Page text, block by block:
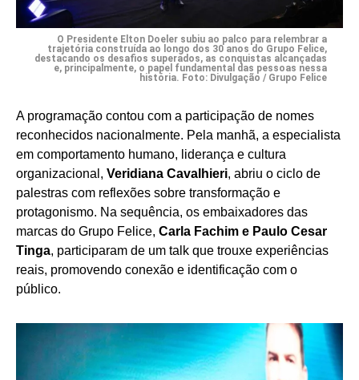
O Presidente Elton Doeler subiu ao palco para relembrar a
trajetória construída ao longo dos 30 anos do Grupo Felice,
destacando os desafios superados, as conquistas alcançadas
e, principalmente, o papel fundamental das pessoas nessa
história. Foto: Divulgação / Grupo Felice
A programação contou com a participação de nomes
reconhecidos nacionalmente. Pela manhã, a especialista
em comportamento humano, liderança e cultura
organizacional, Veridiana Cavalhieri, abriu o ciclo de
palestras com reflexões sobre transformação e
protagonismo. Na sequência, os embaixadores das
marcas do Grupo Felice, Carla Fachim e Paulo Cesar
Tinga, participaram de um talk que trouxe experiências
reais, promovendo conexão e identificação com o
público.